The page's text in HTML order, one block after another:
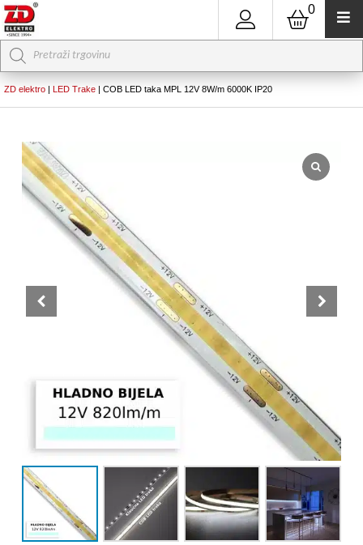
0
Products
search
ZD elektro | LED Trake | COB LED taka MPL 12V 8W/m 6000K IP20